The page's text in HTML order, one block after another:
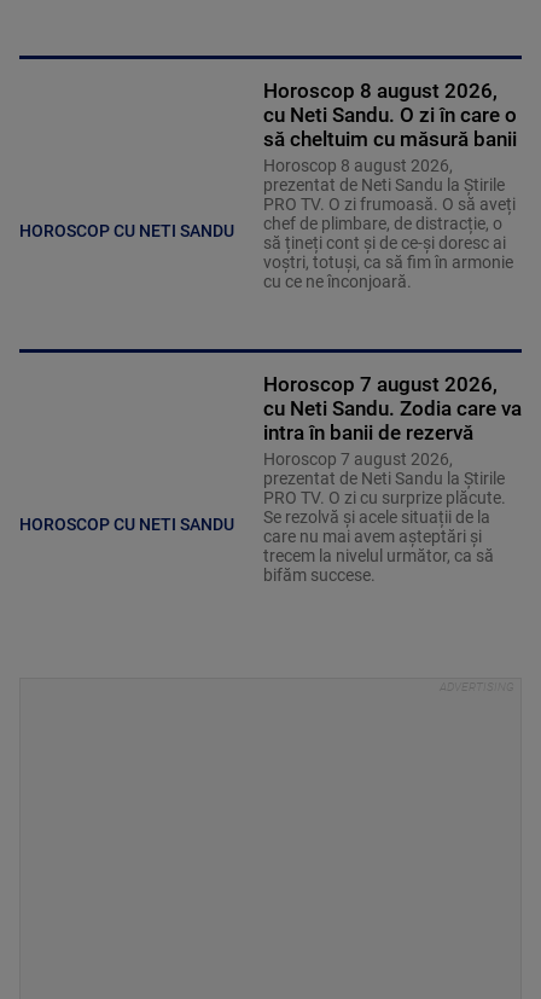
HOROSCOP CU NETI SANDU
Horoscop 8 august 2026,
cu Neti Sandu. O zi în care o
să cheltuim cu măsură banii
Horoscop 8 august 2026,
prezentat de Neti Sandu la Știrile
PRO TV. O zi frumoasă. O să aveți
chef de plimbare, de distracție, o
să țineți cont și de ce-și doresc ai
voștri, totuși, ca să fim în armonie
cu ce ne înconjoară.
HOROSCOP CU NETI SANDU
Horoscop 7 august 2026,
cu Neti Sandu. Zodia care va
intra în banii de rezervă
Horoscop 7 august 2026,
prezentat de Neti Sandu la Știrile
PRO TV. O zi cu surprize plăcute.
Se rezolvă și acele situații de la
care nu mai avem așteptări și
trecem la nivelul următor, ca să
bifăm succese.